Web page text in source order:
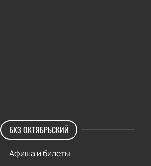
БКЗ ОКТЯБРЬСКИЙ
Афиша и билеты